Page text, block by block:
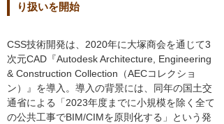
り扱いを開始
CSS技術開発は、2020年に大塚商会を通じて3
次元CAD『Autodesk Architecture, Engineering
& Construction Collection（AECコレクショ
ン）』を導入。導入の背景には、同年の国土交
通省による「2023年度までに小規模を除く全て
の公共工事でBIM/CIMを原則化する」という発